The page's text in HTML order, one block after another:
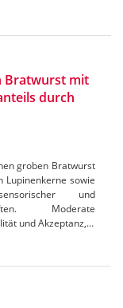
Bratwurst mit
durch
groben Bratwurst
Lupinenkerne sowie
und
Moderate
und Akzeptanz,…